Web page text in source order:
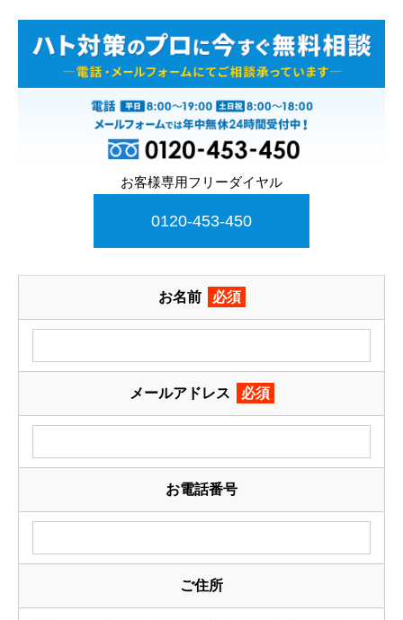
お客様専用フリーダイヤル
0120-453-450
お名前 必須
メールアドレス 必須
お電話番号
ご住所